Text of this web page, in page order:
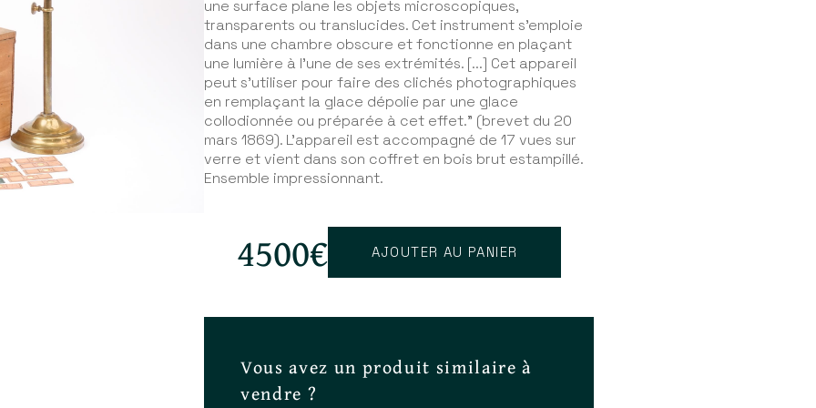
une surface plane les objets microscopiques,
transparents ou translucides. Cet instrument s'emploie
dans une chambre obscure et fonctionne en plaçant
une lumière à l'une de ses extrémités. [...] Cet appareil
peut s'utiliser pour faire des clichés photographiques
en remplaçant la glace dépolie par une glace
collodionnée ou préparée à cet effet." (brevet du 20
mars 1869). L'appareil est accompagné de 17 vues sur
verre et vient dans son coffret en bois brut estampillé.
Ensemble impressionnant.
4500€ AJOUTER AU PANIER
Vous avez un produit similaire à
vendre ?